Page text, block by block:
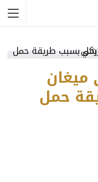
حمل